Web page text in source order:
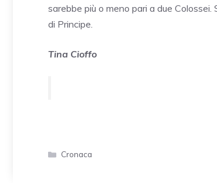
sarebbe più o meno pari a due Colossei.
di Principe.
Tina Cioffo
Categorie
Cronaca